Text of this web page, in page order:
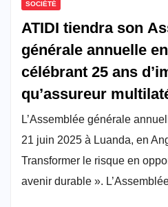
SOCIÉTÉ
ATIDI tiendra son
générale annuelle
célébrant 25 ans
qu’assureur
L’Assemblée générale
21 juin 2025 à Luanda, en
Transformer le risque en
avenir durable ».